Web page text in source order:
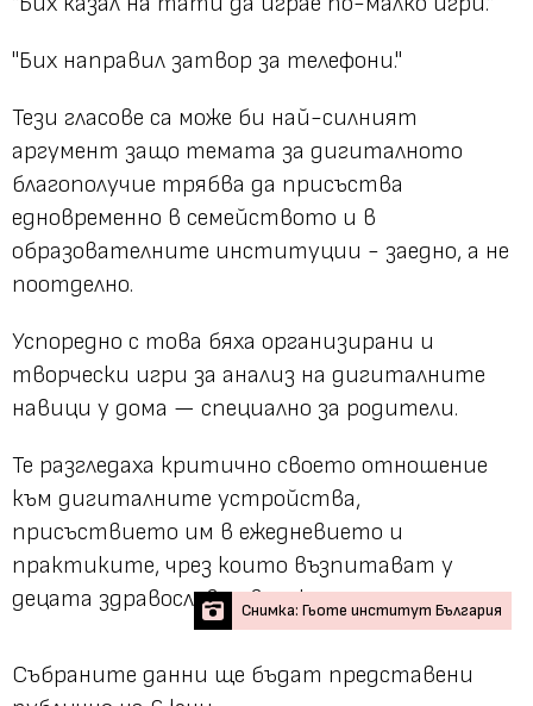
"Бих направил затвор за телефони."
Тези гласове са може би най-силният
аргумент защо темата за дигиталното
благополучие трябва да присъства
едновременно в семейството и в
образователните институции - заедно, а не
поотделно.
Успоредно с това бяха организирани и
творчески игри за анализ на дигиталните
навици у дома — специално за родители.
Те разгледаха критично своето отношение
към дигиталните устройства,
присъствието им в ежедневието и
практиките, чрез които възпитават у
децата здравословна връзка с технологиите.
Снимка: Гьоте институт България
Събраните данни ще бъдат представени